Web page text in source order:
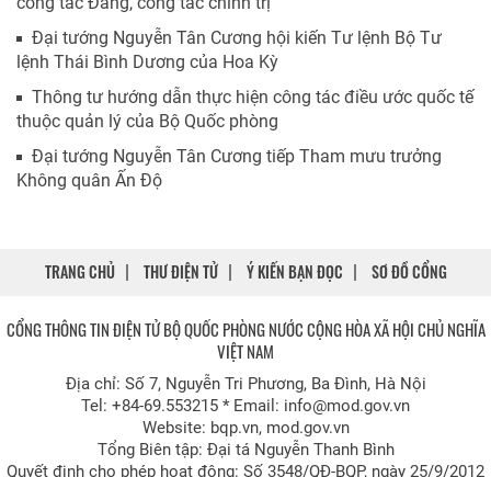
Đại tướng Nguyễn Tân Cương hội kiến Tư lệnh Bộ Tư
lệnh Thái Bình Dương của Hoa Kỳ
Thông tư hướng dẫn thực hiện công tác điều ước quốc tế
thuộc quản lý của Bộ Quốc phòng
Đại tướng Nguyễn Tân Cương tiếp Tham mưu trưởng
Không quân Ấn Độ
TRANG CHỦ THƯ ĐIỆN TỬ Ý KIẾN BẠN ĐỌC SƠ ĐỒ CỔNG
CỔNG THÔNG TIN ĐIỆN TỬ BỘ QUỐC PHÒNG NƯỚC CỘNG HÒA XÃ HỘI CHỦ NGHĨA
VIỆT NAM
Địa chỉ: Số 7, Nguyễn Tri Phương, Ba Đình, Hà Nội
Tel: +84-69.553215 * Email: info@mod.gov.vn
Website: bqp.vn, mod.gov.vn
Tổng Biên tập: Đại tá Nguyễn Thanh Bình
Quyết định cho phép hoạt động: Số 3548/QÐ-BQP, ngày 25/9/2012